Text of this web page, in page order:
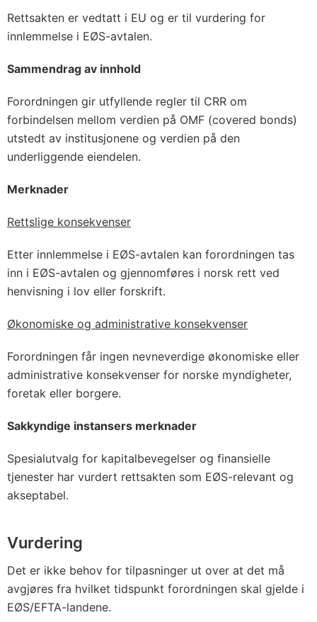
Rettsakten er vedtatt i EU og er til vurdering for
innlemmelse i EØS-avtalen.
Sammendrag av innhold
Forordningen gir utfyllende regler til CRR om
forbindelsen mellom verdien på OMF (covered bonds)
utstedt av institusjonene og verdien på den
underliggende eiendelen.
Merknader
Rettslige konsekvenser
Etter innlemmelse i EØS-avtalen kan forordningen tas
inn i EØS-avtalen og gjennomføres i norsk rett ved
henvisning i lov eller forskrift.
Økonomiske og administrative konsekvenser
Forordningen får ingen nevneverdige økonomiske eller
administrative konsekvenser for norske myndigheter,
foretak eller borgere.
Sakkyndige instansers merknader
Spesialutvalg for kapitalbevegelser og finansielle
tjenester har vurdert rettsakten som EØS-relevant og
akseptabel.
Vurdering
Det er ikke behov for tilpasninger ut over at det må
avgjøres fra hvilket tidspunkt forordningen skal gjelde i
EØS/EFTA-landene.